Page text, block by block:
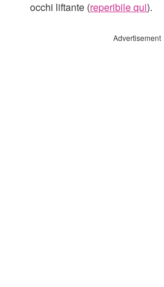
occhi liftante (reperibile qui).
Advertisement